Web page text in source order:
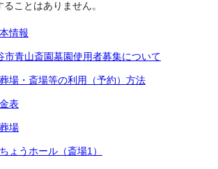
ことはありません。
情報
市青山斎園墓園使用者募集について
場・斎場等の利用（予約）方法
表
場
うホール（斎場1）